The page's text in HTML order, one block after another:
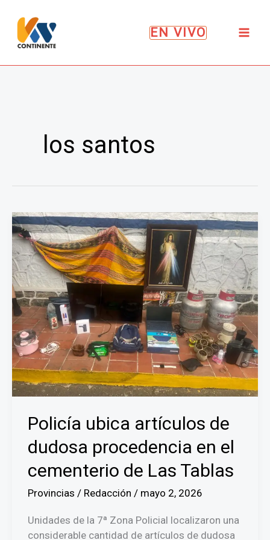
contenido
EN VIVO
los santos
Policía ubica artículos de
dudosa procedencia en el
cementerio de Las Tablas
Provincias / Redacción / mayo 2, 2026
Unidades de la 7ª Zona Policial localizaron una
considerable cantidad de artículos de dudosa